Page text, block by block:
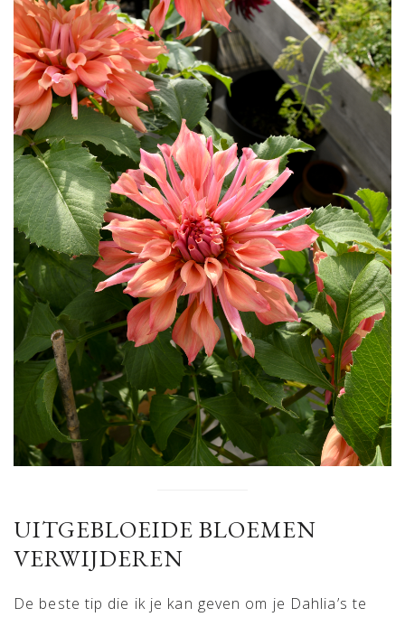
UITGEBLOEIDE BLOEMEN
VERWIJDEREN
De beste tip die ik je kan geven om je Dahlia’s te